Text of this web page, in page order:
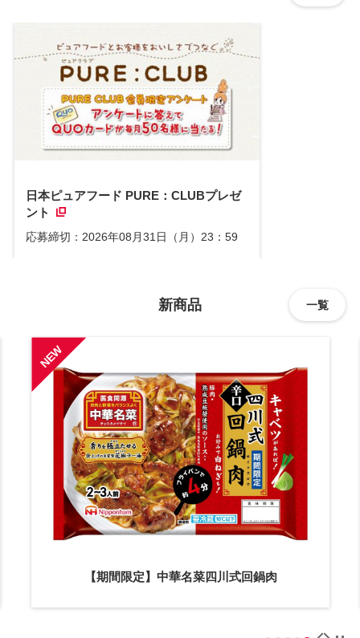
日本ピュアフード PURE：CLUBプレゼ
ント
応募締切：2026年08月31日（月）23：59
新商品 一覧
【期間限定】中華名菜四川式回鍋肉